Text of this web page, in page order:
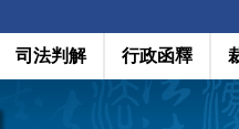
司法判解 行政函釋